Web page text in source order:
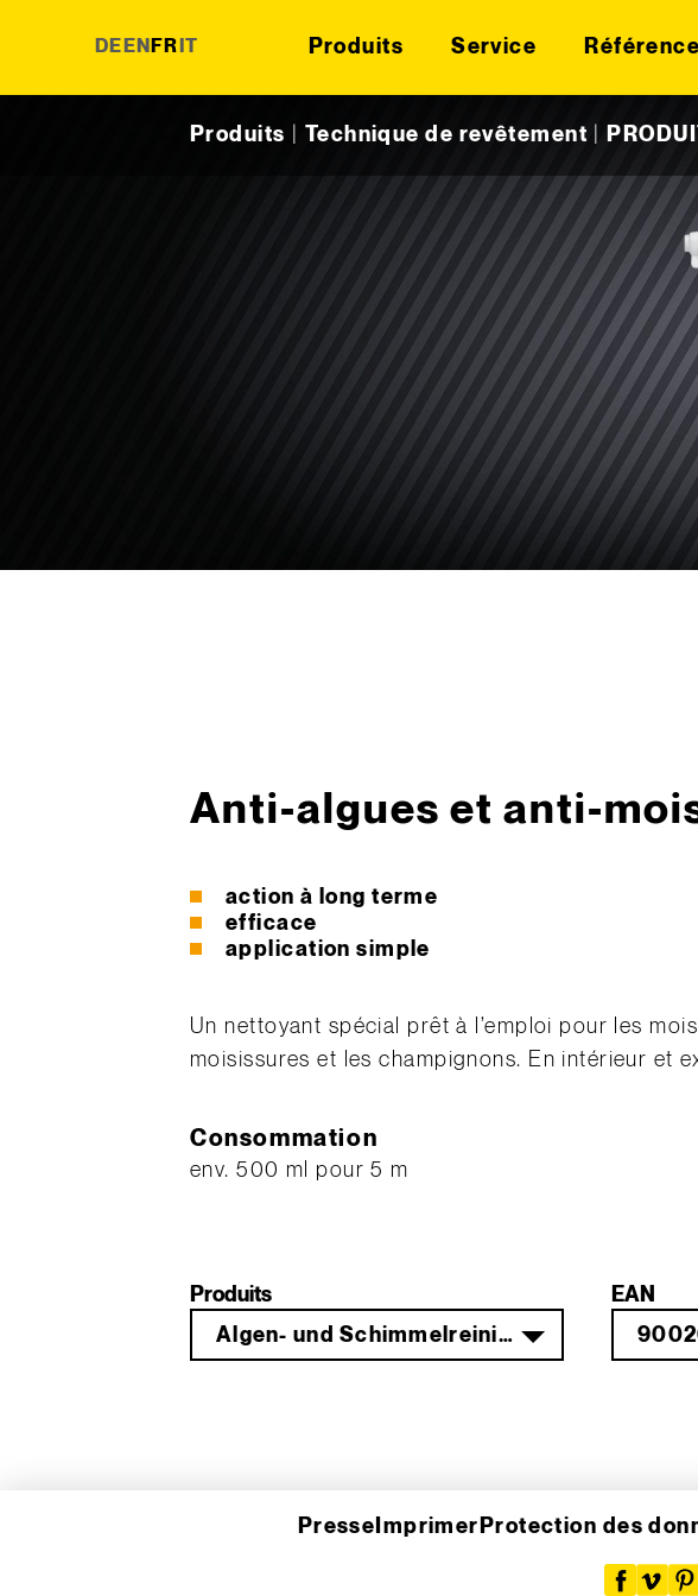
DE EN FR IT Produits Service
Produits Technique de revêtement
Anti-algues et anti-
action à long terme
efficace
application simple
Un nettoyant spécial prêt à l’emploi pour les
moisissures et les champignons. En intérieur et
Consommation
env. 500 ml pour 5 m
Produits
Algen- und Schimmelreiniger AS 50 0,5 L
EAN
Presse Imprimer Protection des